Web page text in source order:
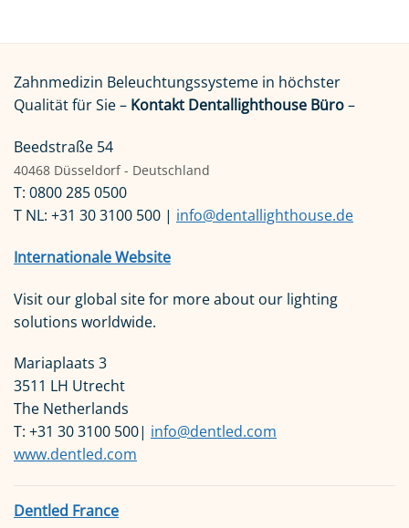
Zahnmedizin Beleuchtungssysteme in höchster
Qualität für Sie – Kontakt Dentallighthouse Büro–
Beedstraße 54
40468 Düsseldorf - Deutschland
T: 0800 285 0500
T NL: +31 30 3100 500 | info@dentallighthouse.de
Internationale Website
Visit our global site for more about our lighting
solutions worldwide.
Mariaplaats 3
3511 LH Utrecht
The Netherlands
T: +31 30 3100 500| info@dentled.com
www.dentled.com
Dentled France